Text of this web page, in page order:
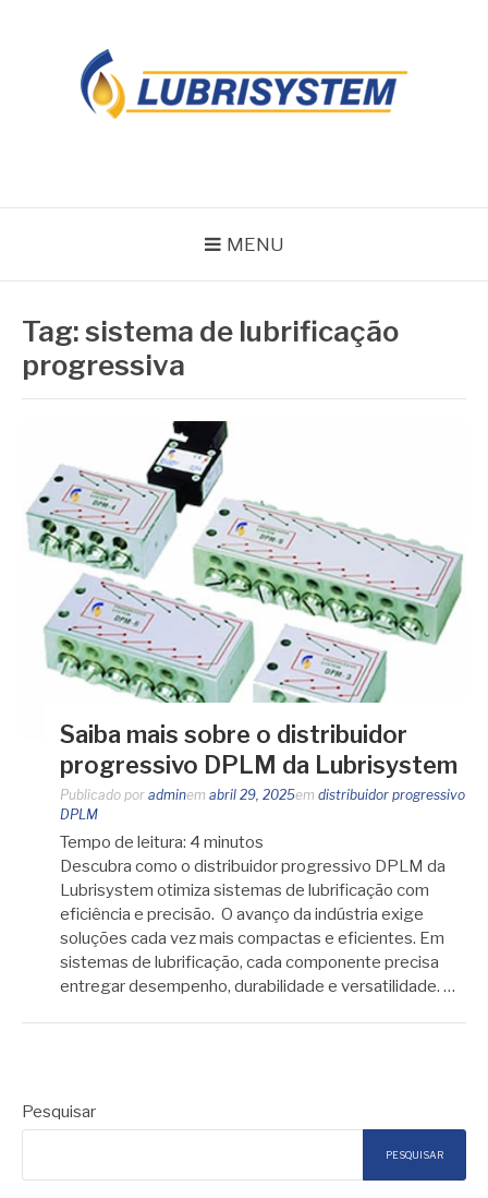
MENU
Tag:sistema de lubrificação
progressiva
Saiba mais sobre o distribuidor
progressivo DPLM da Lubrisystem
Publicado por adminem abril 29, 2025em distribuidor progressivo
DPLM
Tempo de leitura: 4 minutos
Descubra como o distribuidor progressivo DPLM da
Lubrisystem otimiza sistemas de lubrificação com
eficiência e precisão. O avanço da indústria exige
soluções cada vez mais compactas e eficientes. Em
sistemas de lubrificação, cada componente precisa
entregar desempenho, durabilidade e versatilidade. …
Pesquisar
PESQUISAR